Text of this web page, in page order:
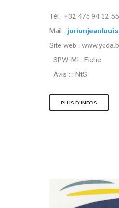
Tél : +32 475 94 32 55
Mail :
Site web :
SPW-MI : Fiche
Avis : : NtS
PLUS D'INFOS